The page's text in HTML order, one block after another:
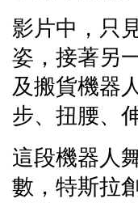
影片中，只
姿，接著另
及搬貨機器
步、扭腰、
這段機器人
數，特斯拉